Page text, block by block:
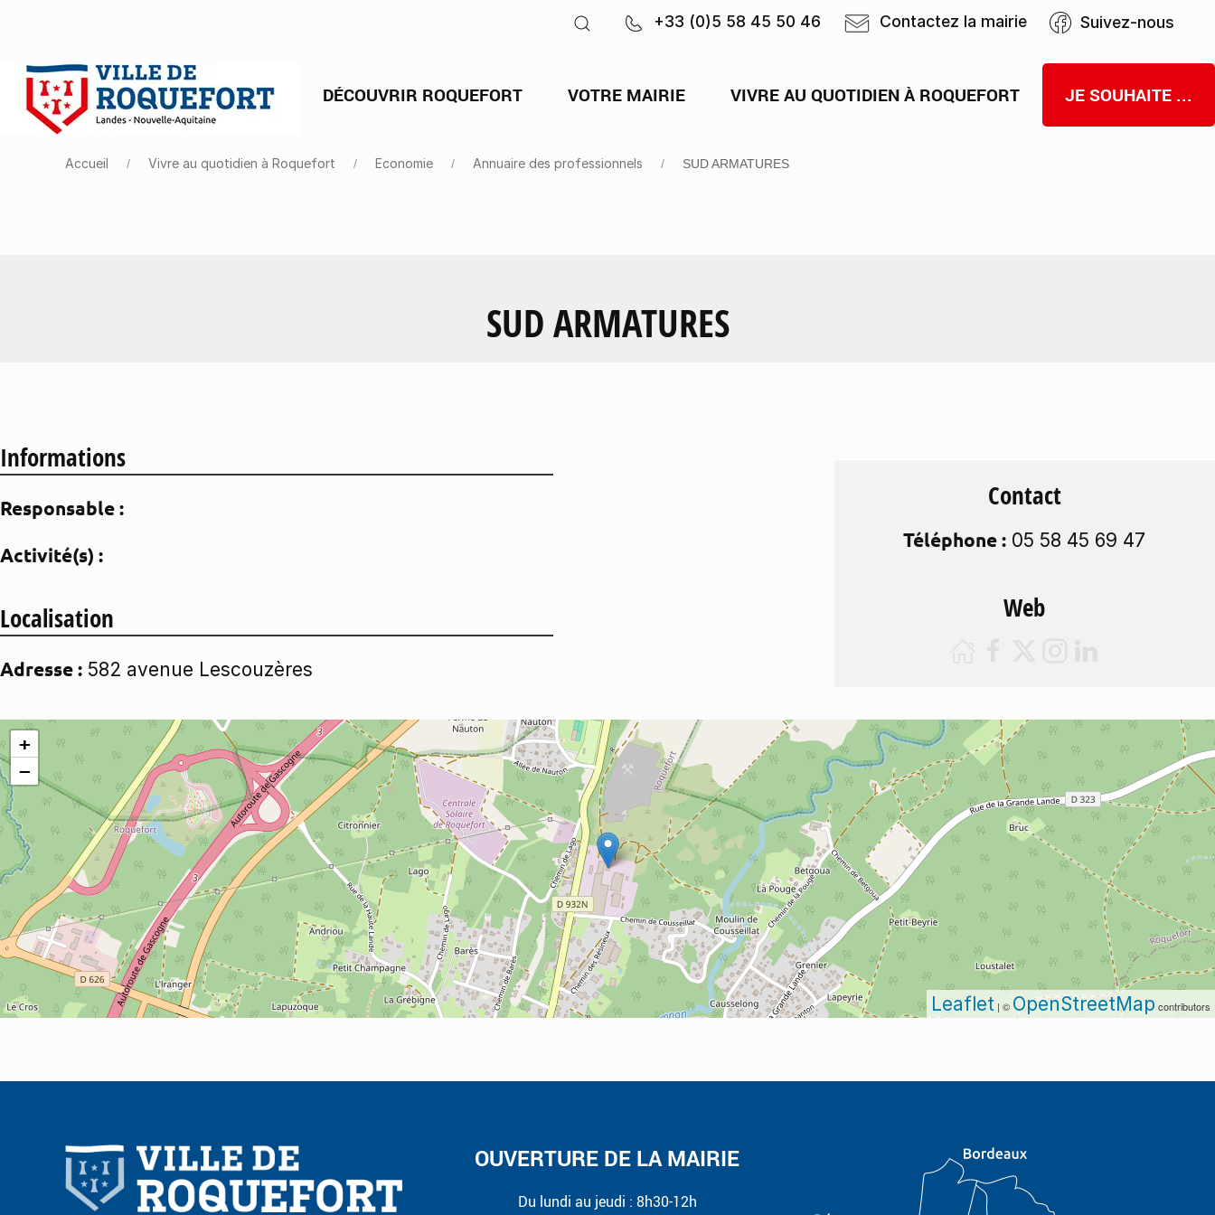
+33 (0)5 58 45 50 46 Contactez la mairie Suivez-nous
DÉCOUVRIR ROQUEFORT VOTRE MAIRIE VIVRE AU QUOTIDIEN À ROQUEFORT JE SOUHAITE ...
Accueil Vivre au quotidien à Roquefort Economie Annuaire des professionnels SUD ARMATURES
SUD ARMATURES
Informations
Responsable :
Activité(s) :
Localisation
Adresse : 582 avenue Lescouzères
Contact
Téléphone : 05 58 45 69 47
Web
+
−
Leaflet | © OpenStreetMap contributors
OUVERTURE DE LA MAIRIE
Du lundi au jeudi : 8h30-12h